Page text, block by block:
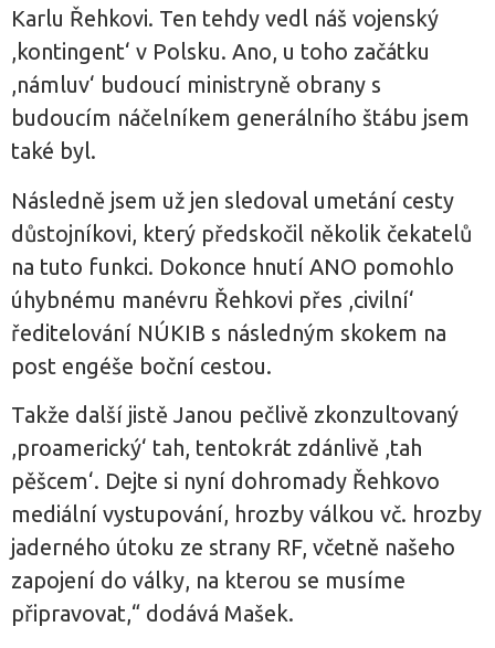
Karlu Řehkovi. Ten tehdy vedl náš vojenský
,kontingent‘ v Polsku. Ano, u toho začátku
,námluv‘ budoucí ministryně obrany s
budoucím náčelníkem generálního štábu jsem
také byl.
Následně jsem už jen sledoval umetání cesty
důstojníkovi, který předskočil několik čekatelů
na tuto funkci. Dokonce hnutí ANO pomohlo
úhybnému manévru Řehkovi přes ,civilní‘
ředitelování NÚKIB s následným skokem na
post engéše boční cestou.
Takže další jistě Janou pečlivě zkonzultovaný
,proamerický‘ tah, tentokrát zdánlivě ,tah
pěšcem‘. Dejte si nyní dohromady Řehkovo
mediální vystupování, hrozby válkou vč. hrozby
jaderného útoku ze strany RF, včetně našeho
zapojení do války, na kterou se musíme
připravovat,“ dodává Mašek.